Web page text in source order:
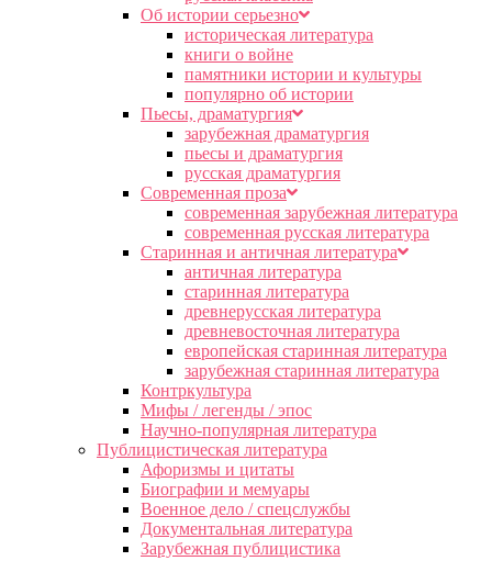
Об истории серьезно
историческая литература
книги о войне
памятники истории и культуры
популярно об истории
Пьесы, драматургия
зарубежная драматургия
пьесы и драматургия
русская драматургия
Современная проза
современная зарубежная литература
современная русская литература
Старинная и античная литература
античная литература
старинная литература
древнерусская литература
древневосточная литература
европейская старинная литература
зарубежная старинная литература
Контркультура
Мифы / легенды / эпос
Научно-популярная литература
Публицистическая литература
Афоризмы и цитаты
Биографии и мемуары
Военное дело / спецслужбы
Документальная литература
Зарубежная публицистика